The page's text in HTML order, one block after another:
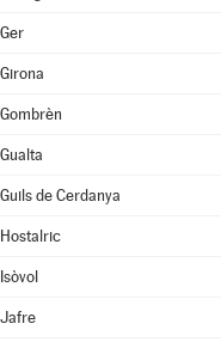
Ger
Girona
Gombrèn
Gualta
Guils de Cerdanya
Hostalric
Isòvol
Jafre